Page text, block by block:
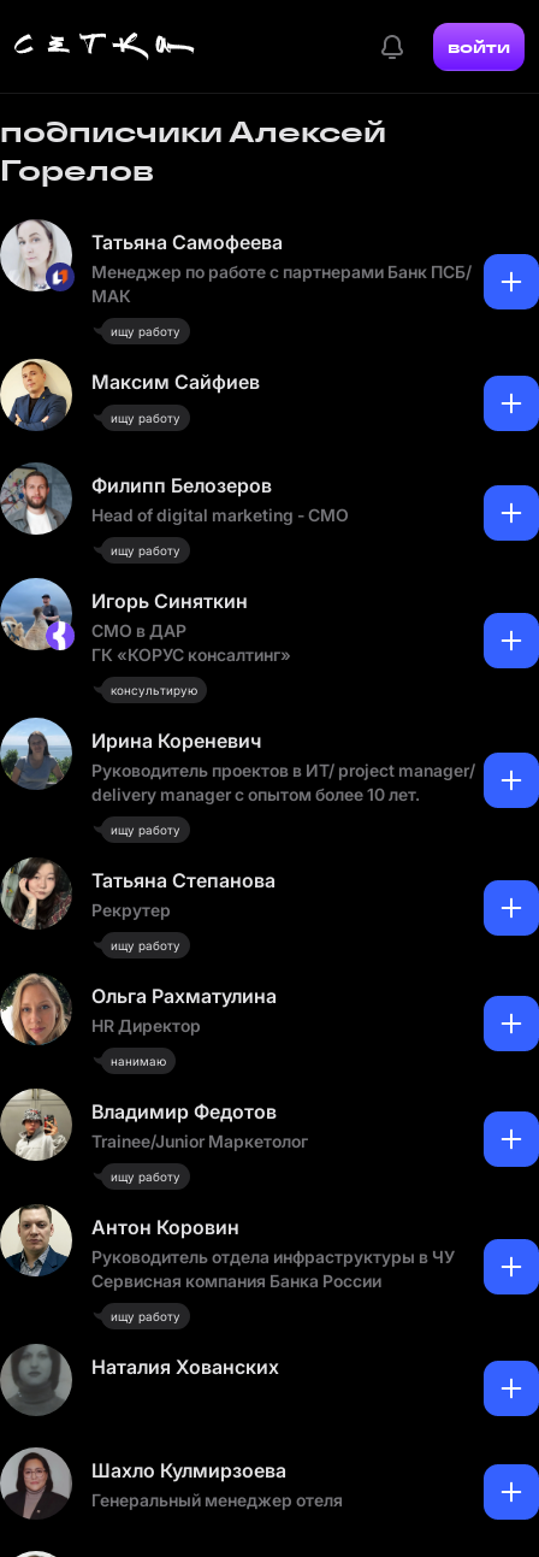
войти
подписчики Алексей
Горелов
Татьяна Самофеева
Менеджер по работе с партнерами Банк ПСБ/
МАК
ищу работу
Максим Сайфиев
ищу работу
Филипп Белозеров
Head of digital marketing - CMO
ищу работу
Игорь Синяткин
CMO в ДАР
ГК «КОРУС консалтинг»
консультирую
Ирина Кореневич
Руководитель проектов в ИТ/ project manager/
delivery manager с опытом более 10 лет.
ищу работу
Татьяна Степанова
Рекрутер
ищу работу
Ольга Рахматулина
HR Директор
нанимаю
Владимир Федотов
Trainee/Junior Маркетолог
ищу работу
Антон Коровин
Руководитель отдела инфраструктуры в ЧУ
Сервисная компания Банка России
ищу работу
Наталия Хованских
Шахло Кулмирзоева
Генеральный менеджер отеля